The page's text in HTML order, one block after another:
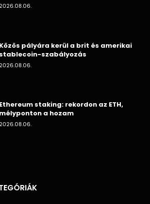
2026.08.06.
Közös pályára kerül a brit és amerikai
stablecoin-szabályozás
2026.08.06.
Ethereum staking: rekordon az ETH,
mélyponton a hozam
2026.08.06.